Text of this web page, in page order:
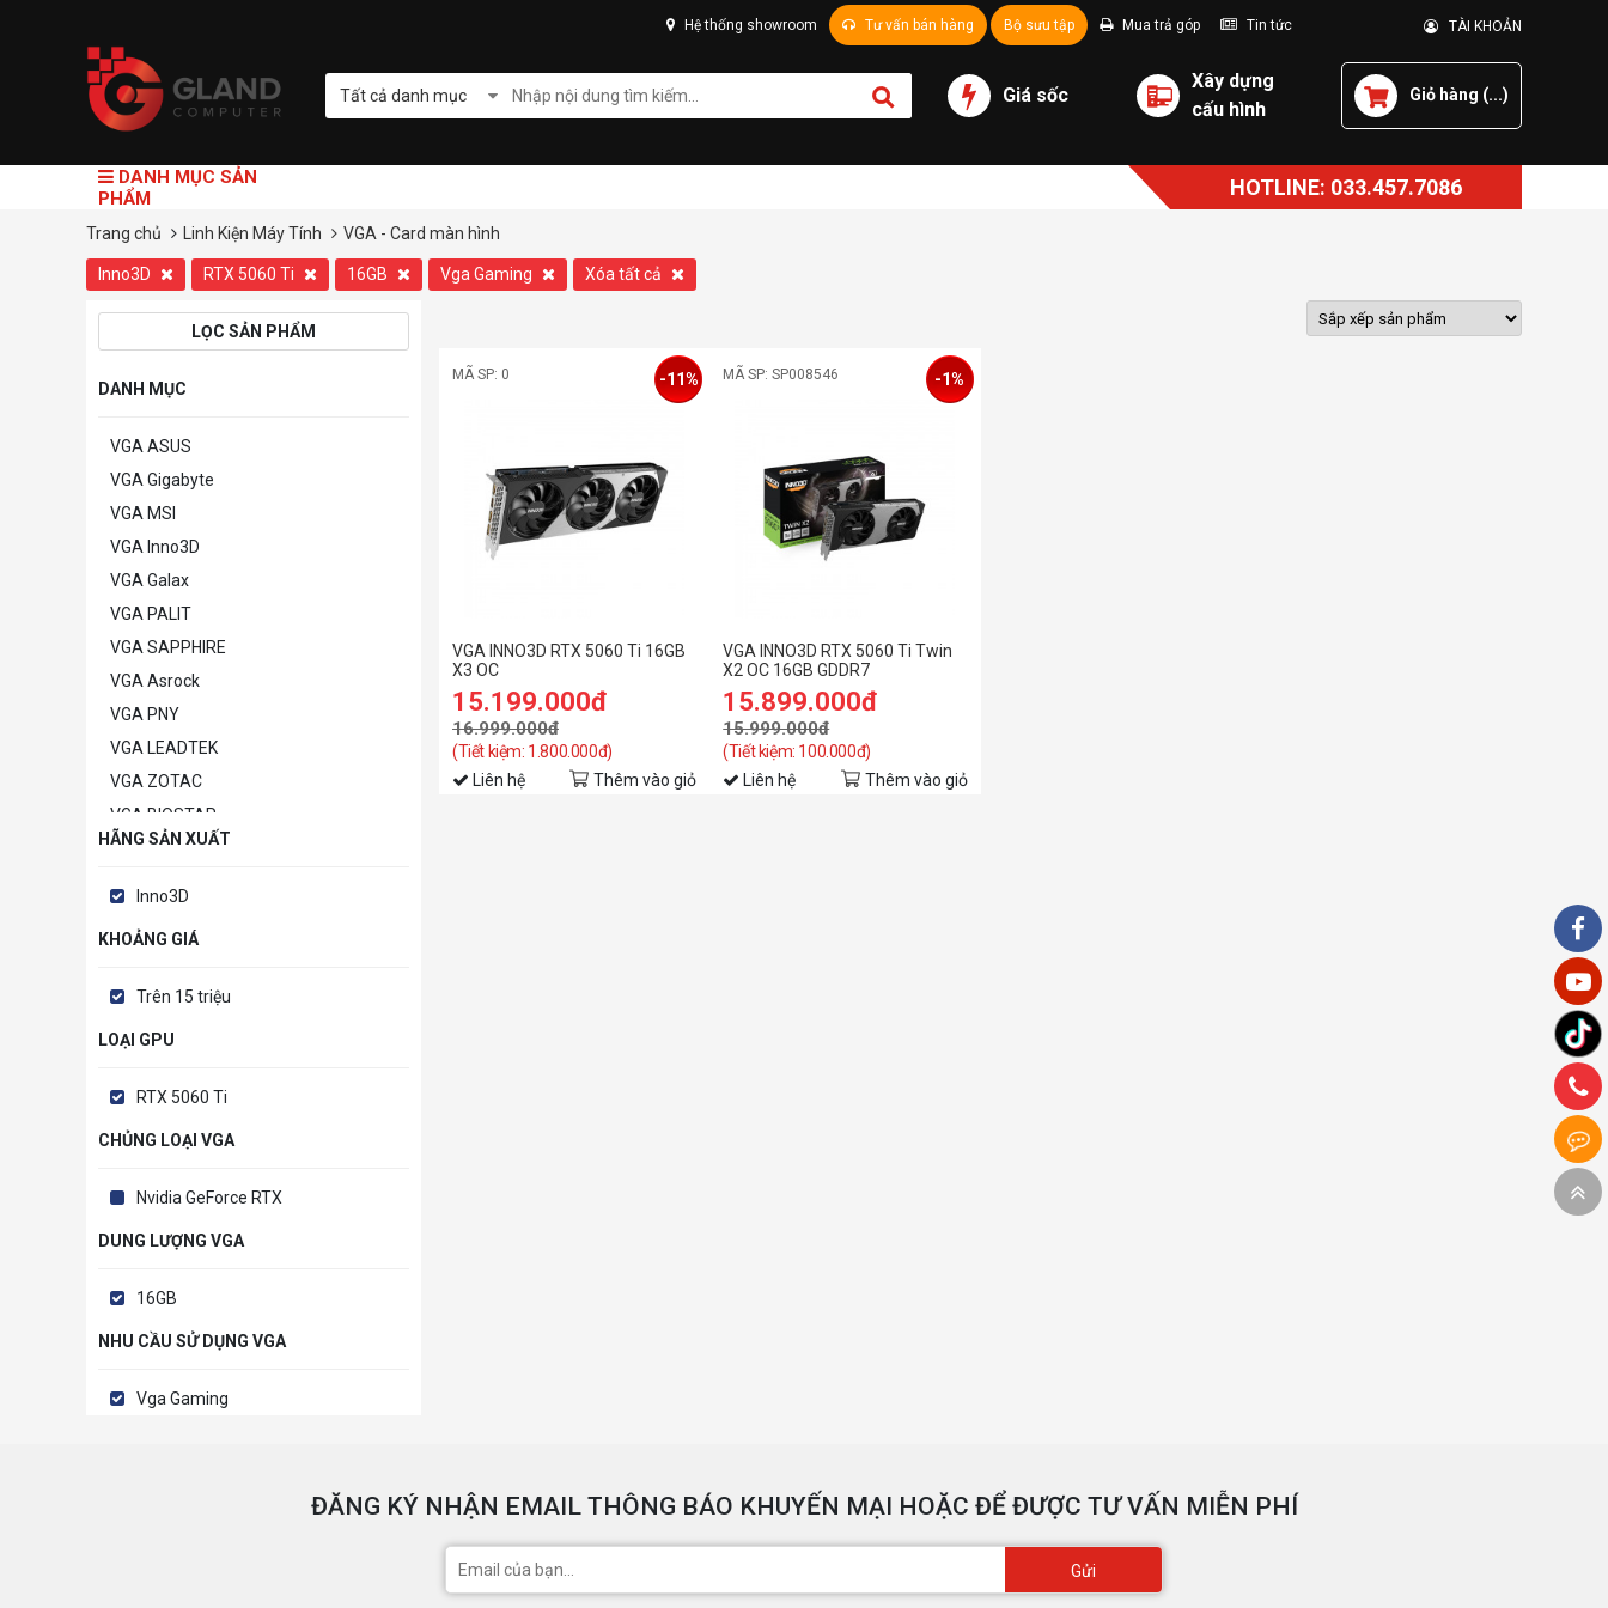
Hệ thống showroom Tư vấn bán hàng Bộ sưu tập Mua trả góp Tin tức TÀI KHOẢN
Tất cả danh mục Giá sốc
Xây dựng
cấu hình
Giỏ hàng (...)
DANH MỤC SẢN
PHẨM
HOTLINE: 033.457.7086
Trang chủ Linh Kiện Máy Tính VGA - Card màn hình
Inno3D RTX 5060 Ti 16GB Vga Gaming Xóa tất cả
LỌC SẢN PHẨM
DANH MỤC
VGA ASUS
VGA Gigabyte
VGA MSI
VGA Inno3D
VGA Galax
VGA PALIT
VGA SAPPHIRE
VGA Asrock
VGA PNY
VGA LEADTEK
VGA ZOTAC
VGA BIOSTAR
VGA POWERCOLOR
VGA Khác
HÃNG SẢN XUẤT
Inno3D
KHOẢNG GIÁ
Trên 15 triệu
LOẠI GPU
RTX 5060 Ti
CHỦNG LOẠI VGA
Nvidia GeForce RTX
DUNG LƯỢNG VGA
16GB
NHU CẦU SỬ DỤNG VGA
Vga Gaming
MÃ SP: 0
VGA INNO3D RTX 5060 Ti 16GB
X3 OC
15.199.000đ
16.999.000đ
(Tiết kiệm: 1.800.000đ)
-11%
Liên hệ Thêm vào giỏ
MÃ SP: SP008546
VGA INNO3D RTX 5060 Ti Twin
X2 OC 16GB GDDR7
15.899.000đ
15.999.000đ
(Tiết kiệm: 100.000đ)
-1%
Liên hệ Thêm vào giỏ
ĐĂNG KÝ NHẬN EMAIL THÔNG BÁO KHUYẾN MẠI HOẶC ĐỂ ĐƯỢC TƯ VẤN MIỄN PHÍ
Gửi